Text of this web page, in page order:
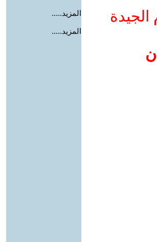
الجيدة
المزيد.....
المزيد.....